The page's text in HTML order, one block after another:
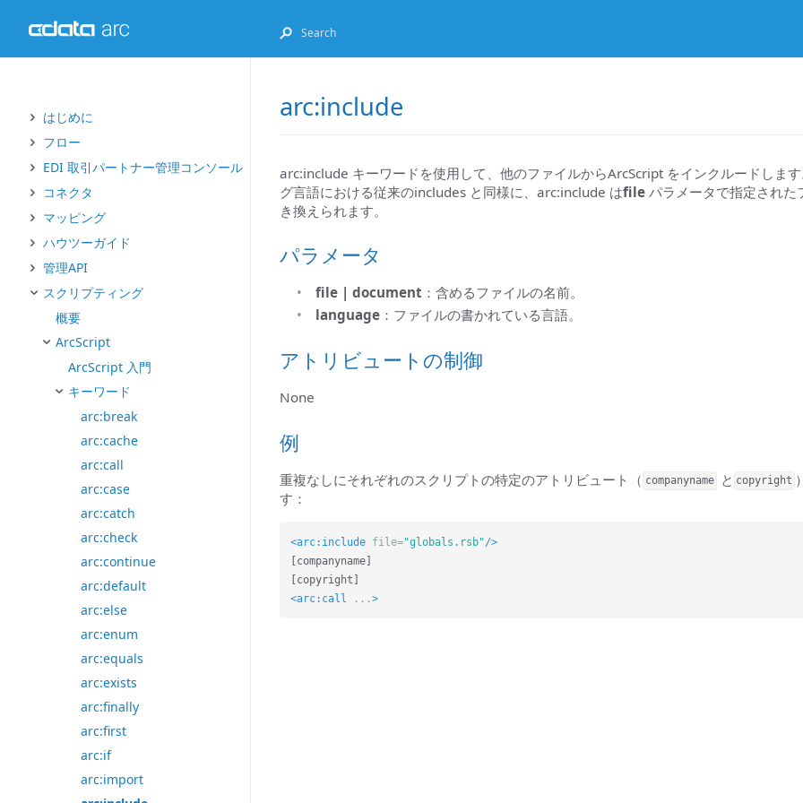
はじめに
フロー
EDI 取引パートナー管理コンソール
コネクタ
マッピング
ハウツーガイド
管理API
スクリプティング
概要
ArcScript
ArcScript 入門
キーワード
arc:break
arc:cache
arc:call
arc:case
arc:catch
arc:check
arc:continue
arc:default
arc:else
arc:enum
arc:equals
arc:exists
arc:finally
arc:first
arc:if
arc:import
arc:include
arc:include キーワードを使用して、他のファイルからArcScript をインクルードしま
グ言語における従来のincludes と同様に、arc:include はfile パラメータで指定された
き換えられます。
パラメータ
file | document ：含めるファイルの名前。
language ：ファイルの書かれている言語。
アトリビュートの制御
None
例
重複なしにそれぞれのスクリプトの特定のアトリビュート（ companyname と copyright
す：
<arc:include file="globals.rsb"/>
[companyname]
<arc:call
...>